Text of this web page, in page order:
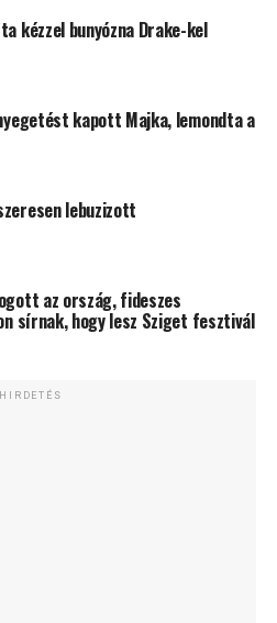
kézzel bunyózna Drake-kel
kapott Majka, lemondta a
lebuzizott
az ország, fideszes
sírnak, hogy lesz Sziget fesztivál
HIRDETÉS